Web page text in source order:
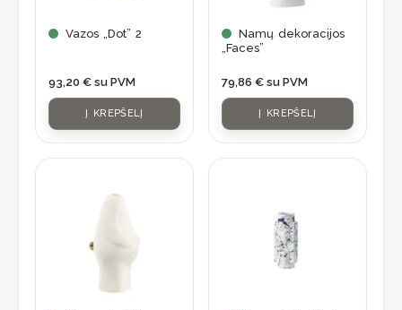
Vazos „Dot” 2
93,20 € su PVM
Į KREPŠELĮ
Namų dekoracijos
„Faces”
79,86 € su PVM
Į KREPŠELĮ